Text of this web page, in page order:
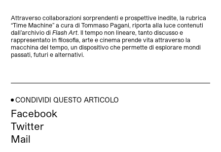
Attraverso collaborazioni sorprendenti e prospettive inedite, la rubrica
“Time Machine” a cura di Tommaso Pagani, riporta alla luce contenuti
dall’archivio diFlash Art. Il tempo non lineare, tanto discusso e
rappresentato in filosofia, arte e cinema prende vita attraverso la
macchina del tempo, un dispositivo che permette di esplorare mondi
passati, futuri e alternativi.
CONDIVIDI QUESTO ARTICOLO
Facebook
Twitter
Mail